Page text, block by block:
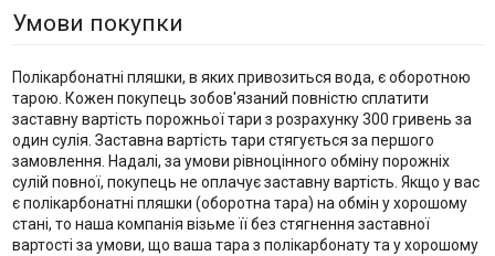
Умови покупки
Полікарбонатні пляшки, в яких привозиться вода, є оборотною
тарою. Кожен покупець зобов'язаний повністю сплатити
заставну вартість порожньої тари з розрахунку 300 гривень за
один сулія. Заставна вартість тари стягується за першого
замовлення. Надалі, за умови рівноцінного обміну порожніх
сулій повної, покупець не оплачує заставну вартість. Якщо у вас
є полікарбонатні пляшки (оборотна тара) на обмін у хорошому
стані, то наша компанія візьме її без стягнення заставної
вартості за умови, що ваша тара з полікарбонату та у хорошому